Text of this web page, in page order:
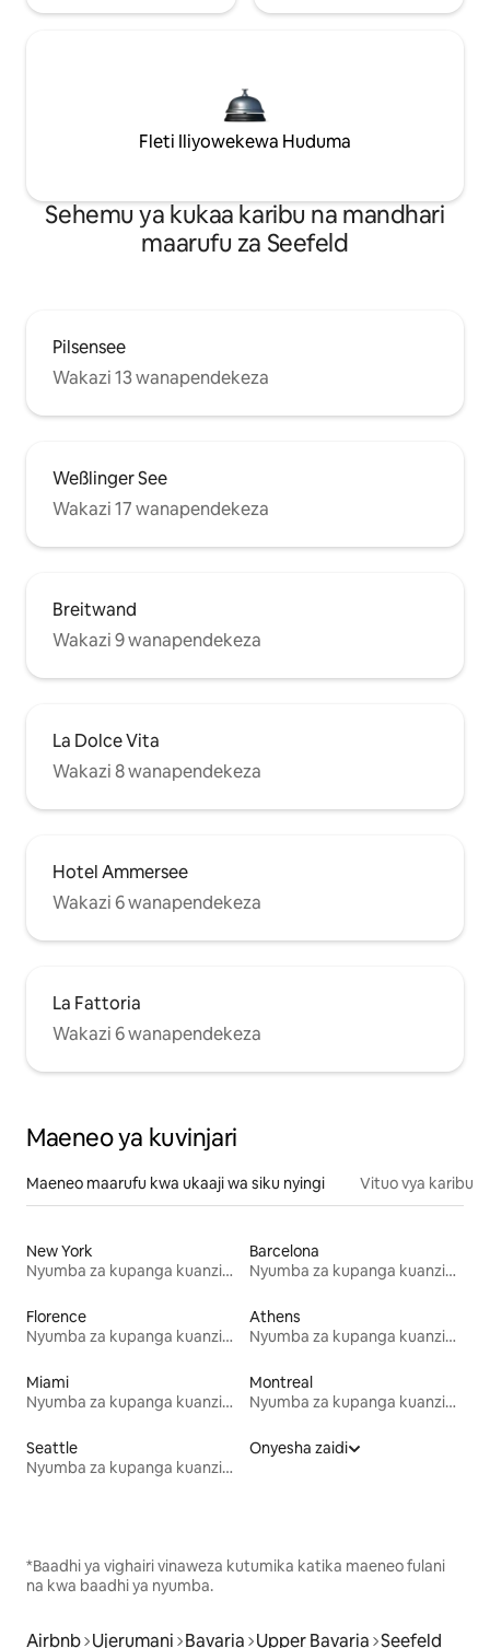
Fleti Iliyowekewa Huduma
Sehemu ya kukaa karibu na mandhari
maarufu za Seefeld
Pilsensee
Wakazi 13 wanapendekeza
Weßlinger See
Wakazi 17 wanapendekeza
Breitwand
Wakazi 9 wanapendekeza
La Dolce Vita
Wakazi 8 wanapendekeza
Hotel Ammersee
Wakazi 6 wanapendekeza
La Fattoria
Wakazi 6 wanapendekeza
Maeneo ya kuvinjari
Maeneo maarufu kwa ukaaji wa siku nyingi Vituo vya karibu
New York
Nyumba za kupanga kuanzia mwezi mmoja
Barcelona
Nyumba za kupanga kuanzia mwezi mmoja
Florence
Nyumba za kupanga kuanzia mwezi mmoja
Athens
Nyumba za kupanga kuanzia mwezi mmoja
Miami
Nyumba za kupanga kuanzia mwezi mmoja
Montreal
Nyumba za kupanga kuanzia mwezi mmoja
Seattle
Nyumba za kupanga kuanzia mwezi mmoja
Onyesha zaidi
*Baadhi ya vighairi vinaweza kutumika katika maeneo fulani
na kwa baadhi ya nyumba.
Airbnb Ujerumani Bavaria Upper Bavaria Seefeld